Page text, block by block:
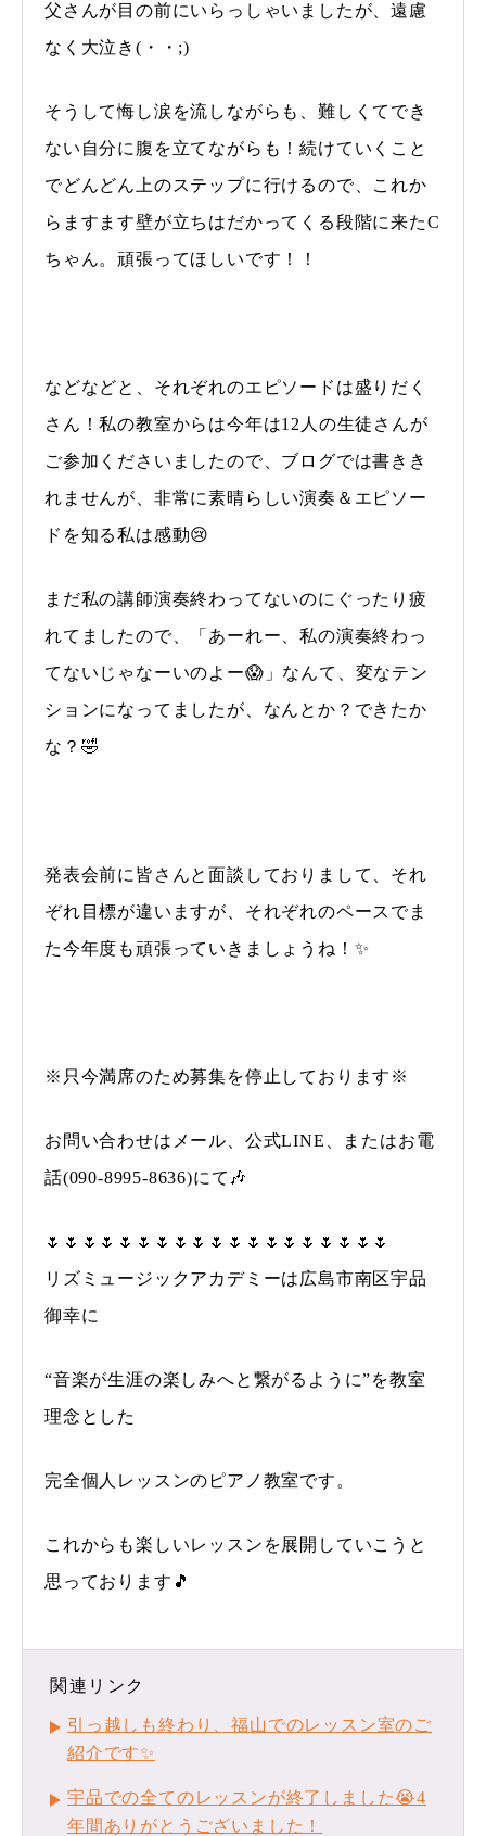
父さんが目の前にいらっしゃいましたが、遠慮
なく大泣き(・・;)
そうして悔し涙を流しながらも、難しくてでき
ない自分に腹を立てながらも！続けていくこと
でどんどん上のステップに行けるので、これか
らますます壁が立ちはだかってくる段階に来たC
ちゃん。頑張ってほしいです！！
などなどと、それぞれのエピソードは盛りだく
さん！私の教室からは今年は12人の生徒さんが
ご参加くださいましたので、ブログでは書きき
れませんが、非常に素晴らしい演奏＆エピソー
ドを知る私は感動😢
まだ私の講師演奏終わってないのにぐったり疲
れてましたので、「あーれー、私の演奏終わっ
てないじゃなーいのよー😱」なんて、変なテン
ションになってましたが、なんとか？できたか
な？🤣
発表会前に皆さんと面談しておりまして、それ
ぞれ目標が違いますが、それぞれのペースでま
た今年度も頑張っていきましょうね！✨
※只今満席のため募集を停止しております※
お問い合わせはメール、公式LINE、またはお電
話(090-8995-8636)にて🎶
🌷🌷🌷🌷🌷🌷🌷🌷🌷🌷🌷🌷🌷🌷🌷🌷🌷🌷🌷
リズミュージックアカデミーは広島市南区宇品
御幸に
“音楽が生涯の楽しみへと繋がるように”を教室
理念とした
完全個人レッスンのピアノ教室です。
これからも楽しいレッスンを展開していこうと
思っております🎵
関連リンク
引っ越しも終わり、福山でのレッスン室のご
紹介です✨
宇品での全てのレッスンが終了しました😭4
年間ありがとうございました！